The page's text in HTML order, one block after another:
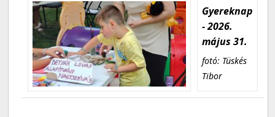
Gyereknap
- 2026.
május 31.
fotó: Tüskés
Tibor